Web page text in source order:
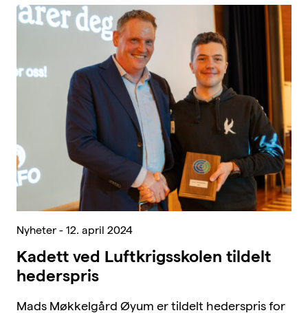
Nyheter - 12. april 2024
Kadett ved Luftkrigsskolen tildelt
hederspris
Mads Møkkelgård Øyum er tildelt hederspris for